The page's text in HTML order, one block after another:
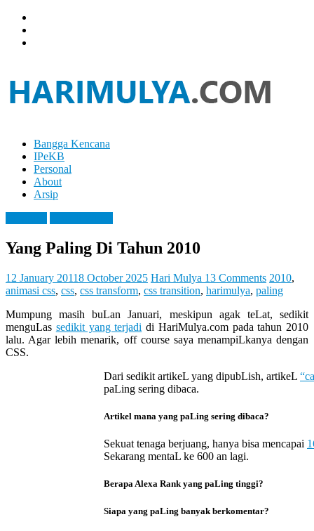
Skip
content
Hari
Mulya
Brain
Can
Analyze
It
Your
Right
Let
You
Feel
It
Bangga Kencana
IPeKB
Personal
About
Arsip
Yang Paling Di Tahun 2010
12 January 20118 October 2025 Hari Mulya 13 Comments 2010,
animasi css, css, css transform, css transition, harimulya, paling
Mumpung masih buLan Januari, meskipun agak teLat, sedikit
menguLas sedikit yang terjadi di HariMulya.com pada tahun 2010
lalu. Agar lebih menarik, off course saya menampiLkanya dengan
CSS.
Dari sedikit artikeL yang dipubLish, artikeL
paLing sering dibaca.
Artikel mana yang paLing sering dibaca?
Sekuat tenaga berjuang, hanya bisa mencapai
Sekarang mentaL ke 600 an lagi.
Berapa Alexa Rank yang paLing tinggi?
Siapa yang paLing banyak berkomentar?